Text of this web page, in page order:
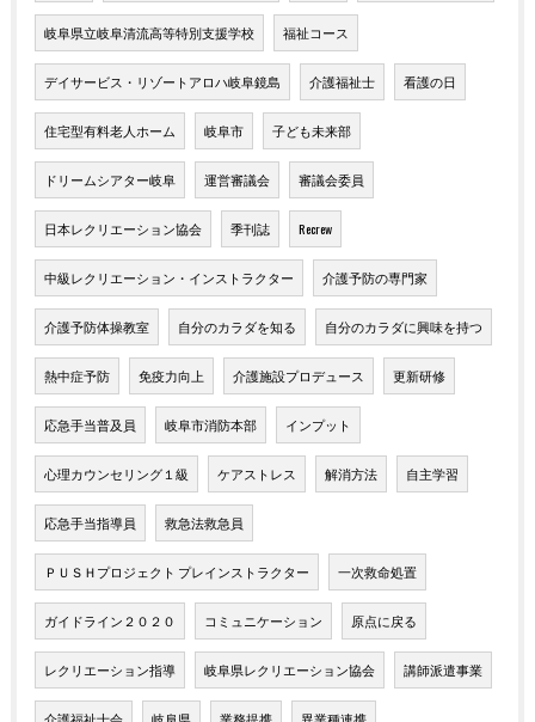
岐阜県立岐阜清流高等特別支援学校 福祉コース
デイサービス・リゾートアロハ岐阜鏡島 介護福祉士 看護の日
住宅型有料老人ホーム 岐阜市 子ども未来部
ドリームシアター岐阜 運営審議会 審議会委員
日本レクリエーション協会 季刊誌 Recrew
中級レクリエーション・インストラクター 介護予防の専門家
介護予防体操教室 自分のカラダを知る 自分のカラダに興味を持つ
熱中症予防 免疫力向上 介護施設プロデュース 更新研修
応急手当普及員 岐阜市消防本部 インプット
心理カウンセリング１級 ケアストレス 解消方法 自主学習
応急手当指導員 救急法救急員
ＰＵＳＨプロジェクト プレインストラクター 一次救命処置
ガイドライン２０２０ コミュニケーション 原点に戻る
レクリエーション指導 岐阜県レクリエーション協会 講師派遣事業